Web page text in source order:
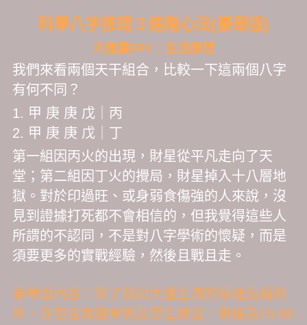
科學八字推理３進階心法(豪華版)
大運篇EP1：生洩原理
我們來看兩個天干組合，比較一下這兩個八字
有何不同？
1. 甲 庚 庚 戊｜丙
2. 甲 庚 庚 戊｜丁
第一組因丙火的出現，財星從平凡走向了天
堂；第二組因丁火的攪局，財星掉入十八層地
獄。對於印過旺、或身弱食傷強的人來說，沒
見到證據打死都不會相信的，但我覺得這些人
所謂的不認同，不是對八字學術的懷疑，而是
須要更多的實戰經驗，然後且戰且走。
豪華版內容：除了探討大運生洩的原理及規則
外，亦包含實證案例及學生練習，價格為15.88